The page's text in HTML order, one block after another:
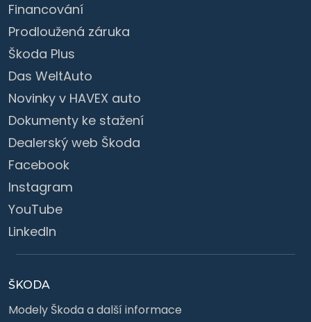
Financování
Prodloužená záruka
Škoda Plus
Das WeltAuto
Novinky v HAVEX auto
Dokumenty ke stažení
Dealerský web Škoda
Facebook
Instagram
YouTube
LinkedIn
ŠKODA
Modely Škoda a další informace